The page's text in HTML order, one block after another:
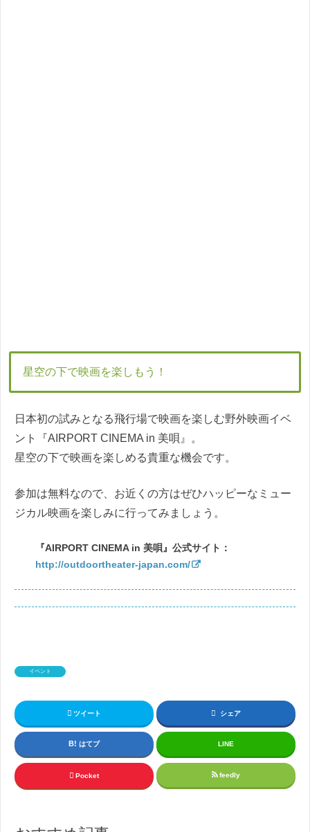
星空の下で映画を楽しもう！
日本初の試みとなる飛行場で映画を楽しむ野外映画イベ
ント『AIRPORT CINEMA in 美唄』。
星空の下で映画を楽しめる貴重な機会です。
参加は無料なので、お近くの方はぜひハッピーなミュー
ジカル映画を楽しみに行ってみましょう。
『AIRPORT CINEMA in 美唄』公式サイト：
http://outdoortheater-japan.com/
イベント
ツイート シェア
はてブ LINE
Pocket feedly